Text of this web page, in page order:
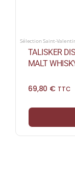
Sélection Saint-
TALISKER
MALT
69,80 € TTC